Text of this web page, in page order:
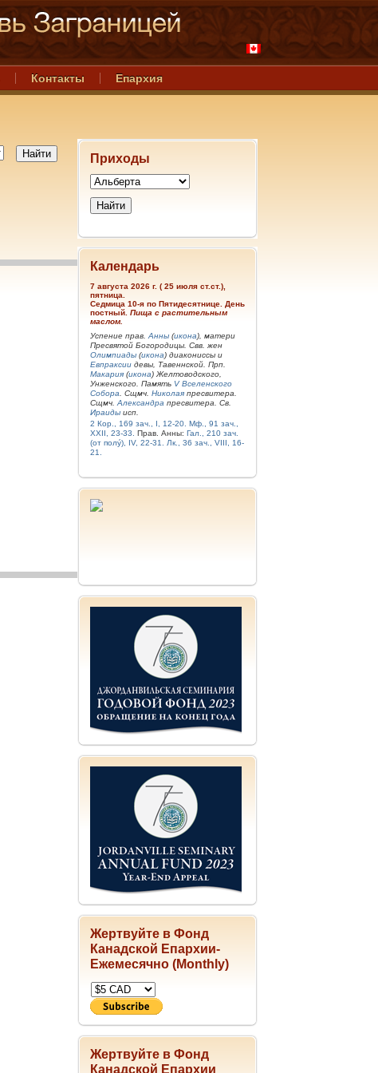
Контакты Епархия
Приходы
Календарь
7 августа 2026 г. ( 25 июля ст.ст.),
пятница.
Седмица 10-я по Пятидесятнице. День
постный. Пища с растительным
маслом.
Успение прав. Анны (икона), матери
Пресвятой Богородицы. Свв. жен
Олимпиады (икона) диакониссы и
Евпраксии девы, Тавеннской. Прп.
Макария (икона) Желтоводского,
Унженского. Память V Вселенского
Собора . Сщмч. Николая пресвитера.
Сщмч. Александра пресвитера. Св.
Ираиды исп.
2 Кор., 169 зач., I, 12-20. Мф., 91 зач.,
XXII, 23-33.
Прав. Анны: Гал., 210 зач.
(от полу́), IV, 22-31.
Лк., 36 зач., VIII, 16-
21.
Жертвуйте в Фонд
Канадской Епархии-
Ежемесячно (Monthly)
Жертвуйте в Фонд
Канадской Епархии